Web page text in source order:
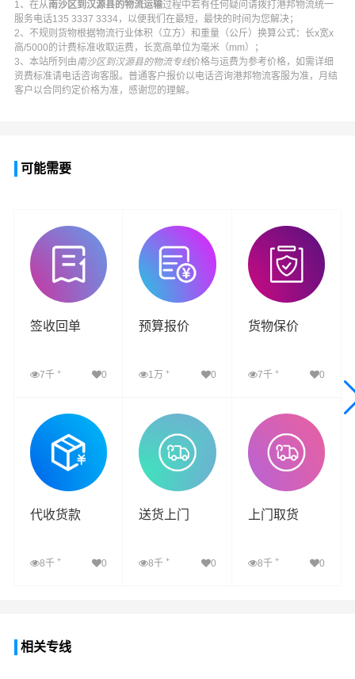
1、在从南沙区到汉源县的物流运输过程中若有任何疑问请拨打 港邦物流统一
服务电话135 3337 3334，以便我们在最短，最快的时间为您解决；
2、不规则货物根据物流行业体积（立方）和重量（公斤）换算公式：长x宽x
高/5000的计费标准收取运费，长宽高单位为毫米（mm）；
3、本站所列由南沙区到汉源县的物流专线价格与运费为参考价格，如需详细
资费标准请电话咨询客服。普通客户报价以电话咨询港邦物流客服为准，月结
客户以合同约定价格为准，感谢您的理解。
可能需要
签收回单
7千 + 0
查看详细
预算报价
1万+ 0
查看详细
货物保价
7千 + 0
查看详细
代收货款
8千 + 0
送货上门
8千+ 0
上门取货
8千 + 0
相关专线